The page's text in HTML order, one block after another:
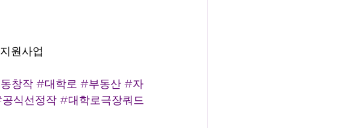
원사업
창작 #대학로 #부동산 #자
식선정작 #대학로극장쿼드